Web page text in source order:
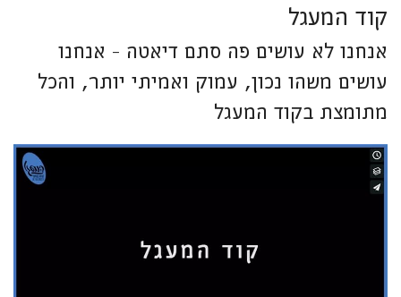
קוד המעגל
אנחנו לא עושים פה סתם דיאטה - אנחנו
עושים משהו נכון, עמוק ואמיתי יותר, והכל
מתומצת בקוד המעגל